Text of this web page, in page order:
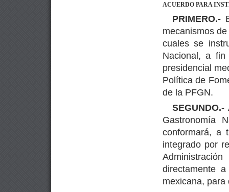
ACUERDO PARA
PRIMERO.-
mecanismos
cuales se
Nacional, a
presidencial
Política de
de la PFGN.
SEGUNDO.-
Gastronomía
conformará, a
integrado por
directamente
mexicana, para